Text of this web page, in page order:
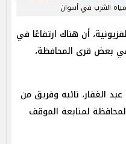
الشرب في أسوان
أن هناك ارتفاعًا في
في بعض قرى المحافظة،
الغفار، نائبه وفريق من
لمتابعة الموقف